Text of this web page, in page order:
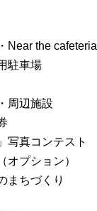
Near the cafeteria
駐車場
周辺施設
写真コンテスト
オプション）
まちづくり